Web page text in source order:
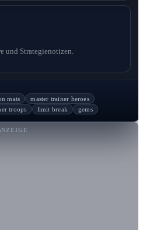
und Strategienotizen.
mats
master trainer heroes
troops limit break gems